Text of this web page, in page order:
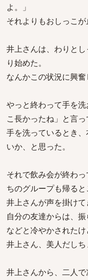
よ。」
それよりもおしっこが
井上さんは、わりと
り始めた。
なんかこの状況に興奮
やっと終わって手を
こ長かったね」と言っ
手を洗っているとき
いか、と思った。
それで飲み会が終わ
ちのグループも帰る
井上さんが声を掛けて
自分の友達からは、
などと冷やかされたけ
井上さん、美人だしち
井上さんから、二人